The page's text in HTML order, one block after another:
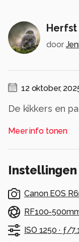
Herfst
door
12 oktober,
De kikkers en
Meer info tonen
Instellingen
Canon EOS
RF100-
ISO 1250 · ƒ/